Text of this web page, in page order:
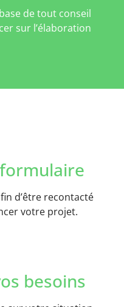
de tout conseil
sur l’élaboration
d’être recontacté
votre projet.
besoins